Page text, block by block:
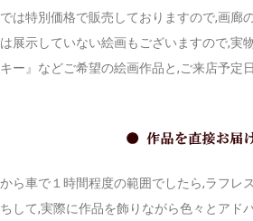
は特別価格で販売しておりますので,画廊
展示していない絵画もございますので,実
キー』などご希望の絵画作品と,ご来店予定
ら車で１時間程度の範囲でしたら,ラフレ
して,実際に作品を飾りながら色々とアド